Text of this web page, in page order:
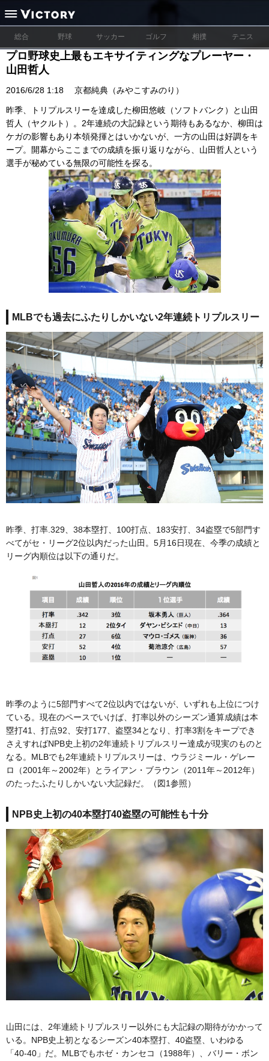
総合 野球 サッカー ゴルフ 相撲 テニス
プロ野球史上最もエキサイティングなプレーヤー・
山田哲人
2016/6/28 1:18 京都純典（みやこすみのり）
昨季、トリプルスリーを達成した柳田悠岐（ソフトバンク）と山田
哲人（ヤクルト）。2年連続の大記録という期待もあるなか、柳田は
ケガの影響もあり本領発揮とはいかないが、一方の山田は好調をキ
ープ。開幕からここまでの成績を振り返りながら、山田哲人という
選手が秘めている無限の可能性を探る。
MLBでも過去にふたりしかいない2年連続トリプルスリー
昨季、打率.329、38本塁打、100打点、183安打、34盗塁で5部門す
べてがセ・リーグ2位以内だった山田。5月16日現在、今季の成績と
リーグ内順位は以下の通りだ。
昨季のように5部門すべて2位以内ではないが、いずれも上位につけ
ている。現在のペースでいけば、打率以外のシーズン通算成績は本
塁打41、打点92、安打177、盗塁34となり、打率3割をキープでき
さえすればNPB史上初の2年連続トリプルスリー達成が現実のものと
なる。MLBでも2年連続トリプルスリーは、ウラジミール・ゲレー
ロ（2001年～2002年）とライアン・ブラウン（2011年～2012年）
のたったふたりしかいない大記録だ。（図1参照）
NPB史上初の40本塁打40盗塁の可能性も十分
山田には、2年連続トリプルスリー以外にも大記録の期待がかかって
いる。NPB史上初となるシーズン40本塁打、40盗塁、いわゆる
「40-40」だ。MLBでもホゼ・カンセコ（1988年）、バリー・ボン